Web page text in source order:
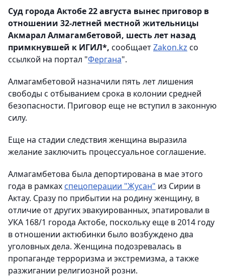
Суд города Актобе 22 августа вынес приговор в
отношении 32-летней местной жительницы
Акмарал Алмагамбетовой, шесть лет назад
примкнувшей к ИГИЛ*, сообщаетZakon.kz со
ссылкой на портал "Фергана".
Алмагамбетовой назначили пять лет лишения
свободы с отбыванием срока в колонии средней
безопасности. Приговор еще не вступил в законную
силу.
Еще на стадии следствия женщина выразила
желание заключить процессуальное соглашение.
Алмагамбетова была депортирована в мае этого
года в рамках спецоперации "Жусан" из Сирии в
Актау. Сразу по прибытии на родину женщину, в
отличие от других эвакуированных, эпатировали в
УКА 168/1 города Актобе, поскольку еще в 2014 году
в отношении актюбинки было возбуждено два
уголовных дела. Женщина подозревалась в
пропаганде терроризма и экстремизма, а также
разжигании религиозной розни.